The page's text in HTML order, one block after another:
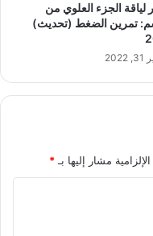
لياقة الجزء العلوي من
تمرين الضغط (تحديث)
مشار إليها بـ *